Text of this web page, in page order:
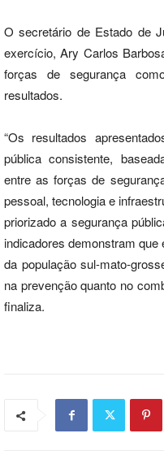
O secretário de Estado de
exercício, Ary Carlos
forças de segurança
resultados.
“Os resultados
pública consistente,
entre as forças de
pessoal, tecnologia e
priorizado a segurança
indicadores demonstram
da população sul-mato-
na prevenção quanto no
finaliza.